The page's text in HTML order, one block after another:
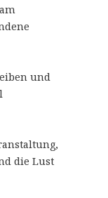
und
die Lust